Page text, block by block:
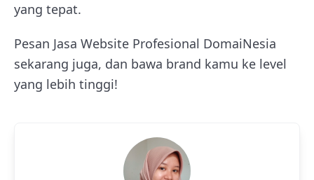
yang tepat.
Pesan Jasa Website Profesional DomaiNesia
sekarang juga, dan bawa brand kamu ke level
yang lebih tinggi!